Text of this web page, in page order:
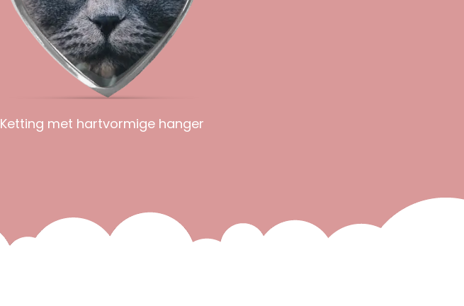
Ketting met hartvormige hanger